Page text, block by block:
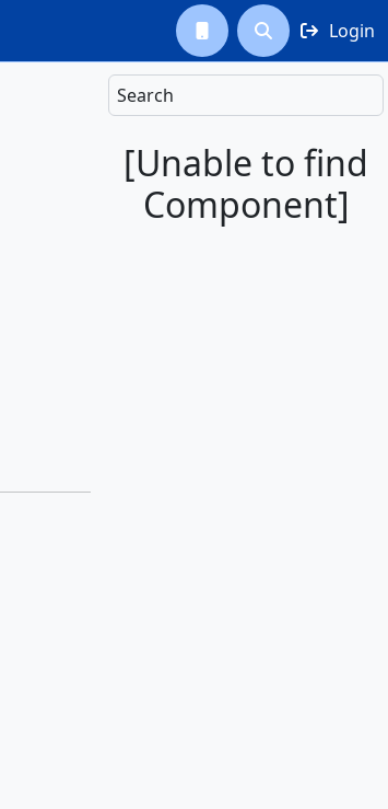
  Login
Search
[Unable to find
Component]